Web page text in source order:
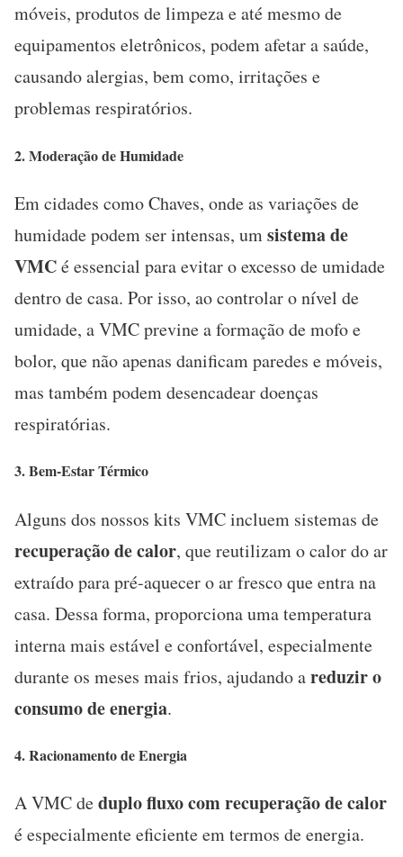
móveis, produtos de limpeza e até mesmo de
equipamentos eletrônicos, podem afetar a saúde,
causando alergias, bem como, irritações e
problemas respiratórios.
2.Moderação de Humidade
Em cidades como Chaves, onde as variações de
humidade podem ser intensas, umsistema de
VMCé essencial para evitar o excesso de umidade
dentro de casa. Por isso, ao controlar o nível de
umidade, a VMC previne a formação de mofo e
bolor, que não apenas danificam paredes e móveis,
mas também podem desencadear doenças
respiratórias.
3.Bem-Estar Térmico
Alguns dos nossos kits VMC incluem sistemas de
recuperação de calor, que reutilizam o calor do ar
extraído para pré-aquecer o ar fresco que entra na
casa. Dessa forma, proporciona uma temperatura
interna mais estável e confortável, especialmente
durante os meses mais frios, ajudando areduzir o
consumo de energia.
4.Racionamento de Energia
A VMC deduplo fluxo com recuperação de calor
é especialmente eficiente em termos de energia.